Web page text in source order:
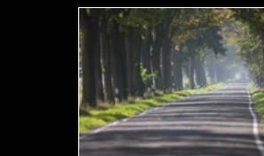
Aufnahme zusammengesetzt aus zwei Bildern mit 800-mm-Teleobjektiv